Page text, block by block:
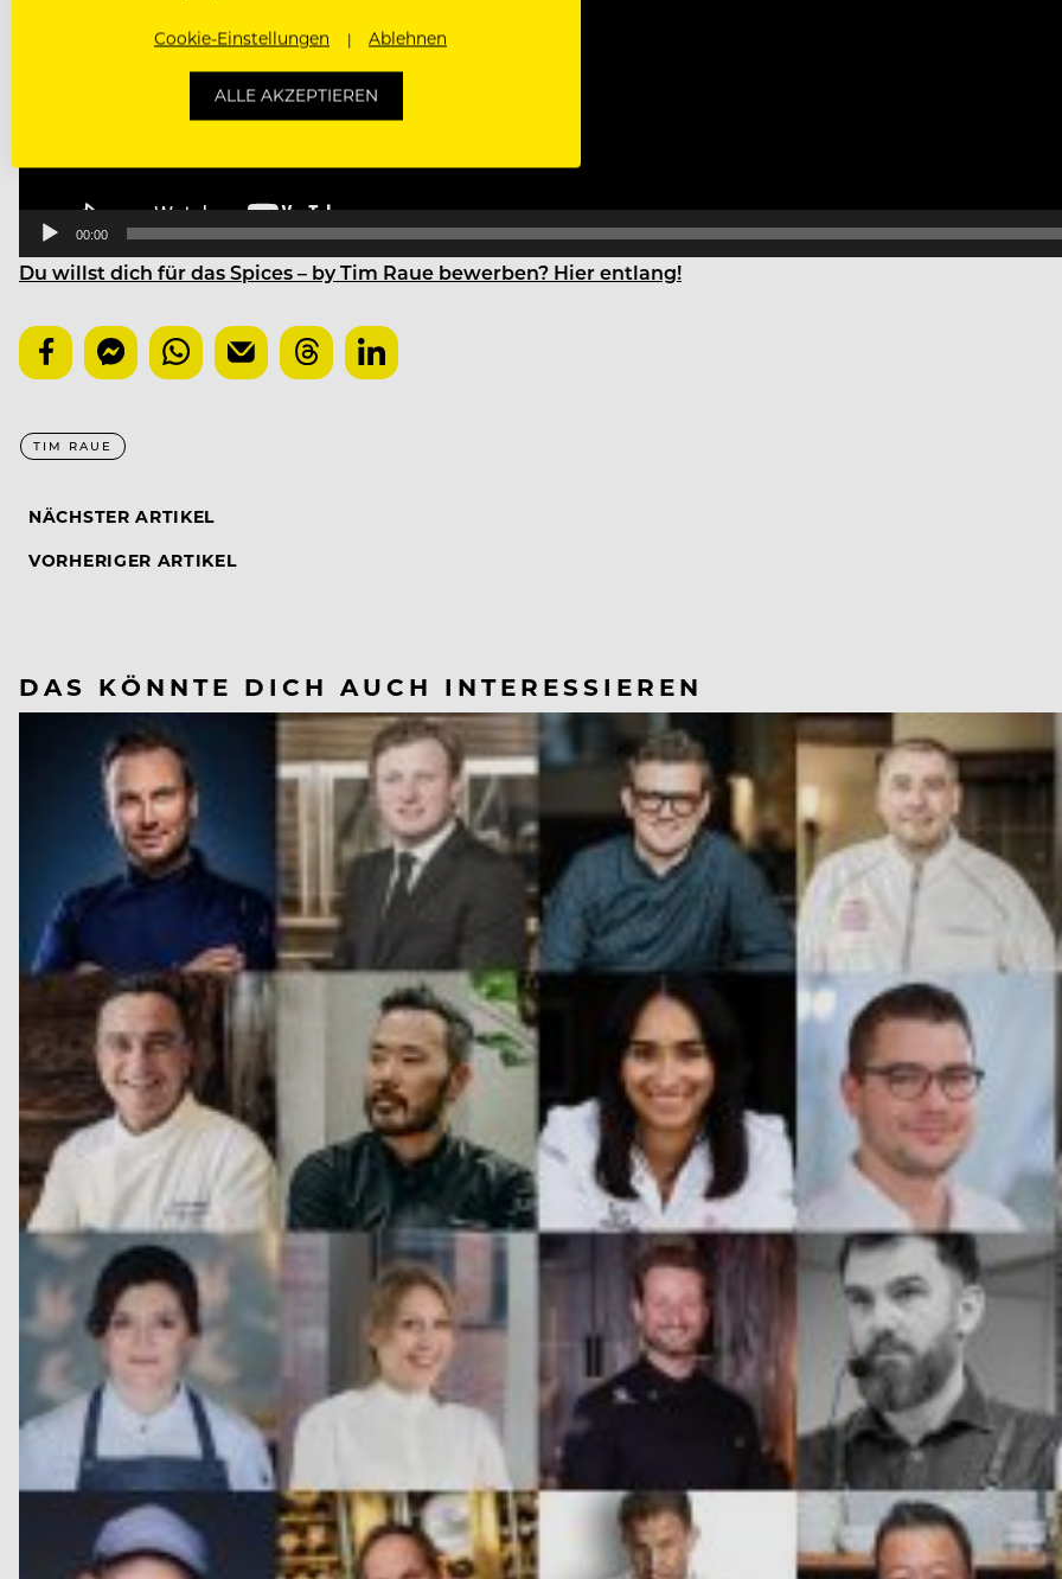
00:00
Du willst dich für das Spices – by Tim Raue bewerben? Hier entlang!
TIM RAUE
NÄCHSTER ARTIKEL
VORHERIGER ARTIKEL
DAS KÖNNTE DICH AUCH INTERESSIEREN
Cookie-Einstellungen Ablehnen
ALLE AKZEPTIEREN